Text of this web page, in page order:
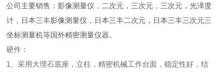
公司主要销售：影像测量仪，二次元，三次元，三次元，光泽度
计，日本三丰影像测量仪，日本三丰二次元，日本三丰三次元三
坐标测量机等国外精密测量仪器。
硬件：
1、采用大理石底座，立柱，精密机械工作台面，稳定性好，结